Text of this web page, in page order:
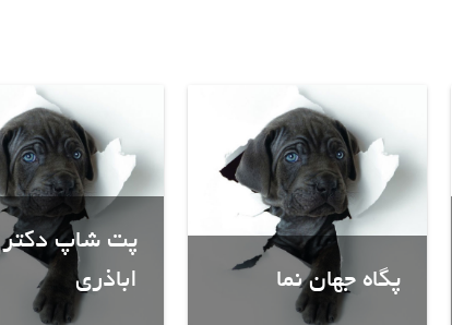
پت شاپ دکتر
اباذری
پگاه جهان نما